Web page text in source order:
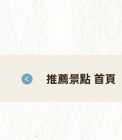
推薦景點 首頁